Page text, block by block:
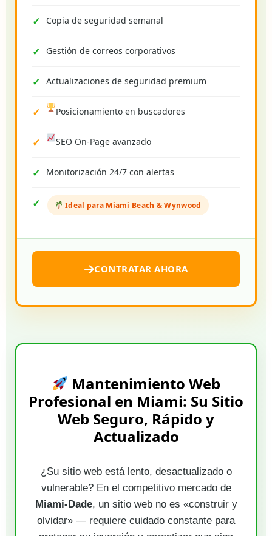
Copia de seguridad semanal
Gestión de correos corporativos
Actualizaciones de seguridad premium
Posicionamiento en buscadores
SEO On-Page avanzado
Monitorización 24/7 con alertas
Ideal para Miami Beach & Wynwood
CONTRATAR AHORA
Mantenimiento Web
Profesional en Miami: Su Sitio
Web Seguro, Rápido y
Actualizado
¿Su sitio web está lento, desactualizado o
vulnerable? En el competitivo mercado de
Miami-Dade, un sitio web no es «construir y
olvidar» — requiere cuidado constante para